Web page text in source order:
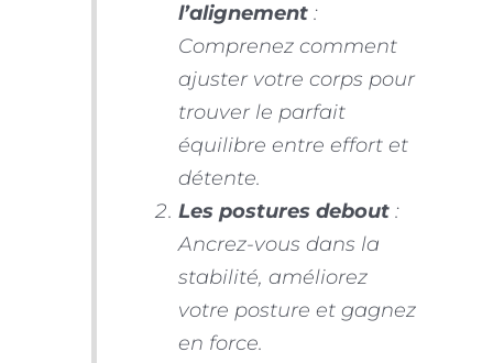
l’alignement:
Comprenez comment
ajuster votre corps pour
trouver le parfait
équilibre entre effort et
détente.
Les postures debout:
Ancrez-vous dans la
stabilité, améliorez
votre posture et gagnez
en force.